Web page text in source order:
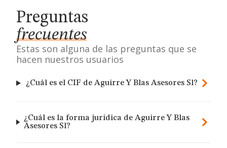
Preguntas
frecuentes
Estas son alguna de las preguntas que se
hacen nuestros usuarios
¿Cuál es el CIF de Aguirre Y Blas Asesores Sl?
¿Cuál es la forma jurídica de Aguirre Y Blas
Asesores Sl?